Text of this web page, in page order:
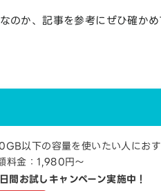
か、記事を参考にぜひ確かめ
以下の容量を使いたい人におす
料金：1,980円～
間お試しキャンペーン実施中！